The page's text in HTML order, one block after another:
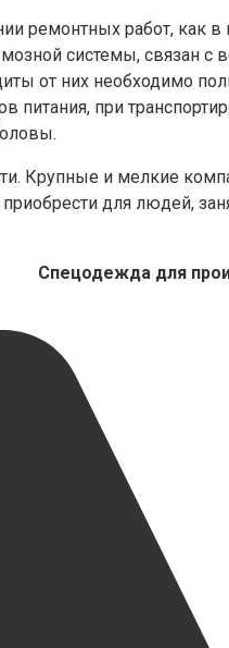
ремонтных работ, как
системы, связан
от них необходимо
при
Крупные и мелкие
для людей,
Спецодежда для